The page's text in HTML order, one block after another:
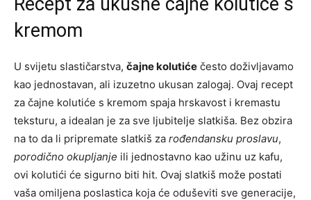
kremom
U svijetu slastičarstva, čajne kolutiće često doživljavamo
kao jednostavan, ali izuzetno ukusan zalogaj. Ovaj recept
za čajne kolutiće s kremom spaja hrskavost i kremastu
teksturu, a idealan je za sve ljubitelje slatkiša. Bez obzira
na to da li pripremate slatkiš za rođendansku proslavu,
porodično okupljanje ili jednostavno kao užinu uz kafu,
ovi kolutići će sigurno biti hit. Ovaj slatkiš može postati
vaša omiljena poslastica koja će oduševiti sve generacije,